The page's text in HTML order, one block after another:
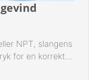
NPT, slangens
for en korrekt